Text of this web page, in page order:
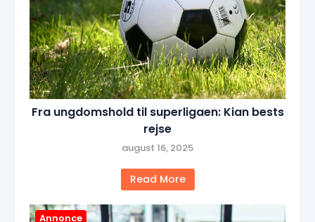
Fra ungdomshold til superligaen: Kian bests
rejse
august 16, 2025
Read More
Annonce